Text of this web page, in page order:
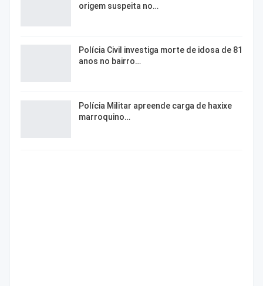
origem suspeita no…
Polícia Civil investiga morte de idosa de 81
anos no bairro…
Polícia Militar apreende carga de haxixe
marroquino…